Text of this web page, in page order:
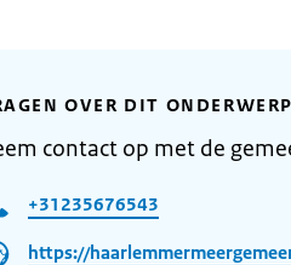
OVER DIT
contact op met de
+31235676543
https://